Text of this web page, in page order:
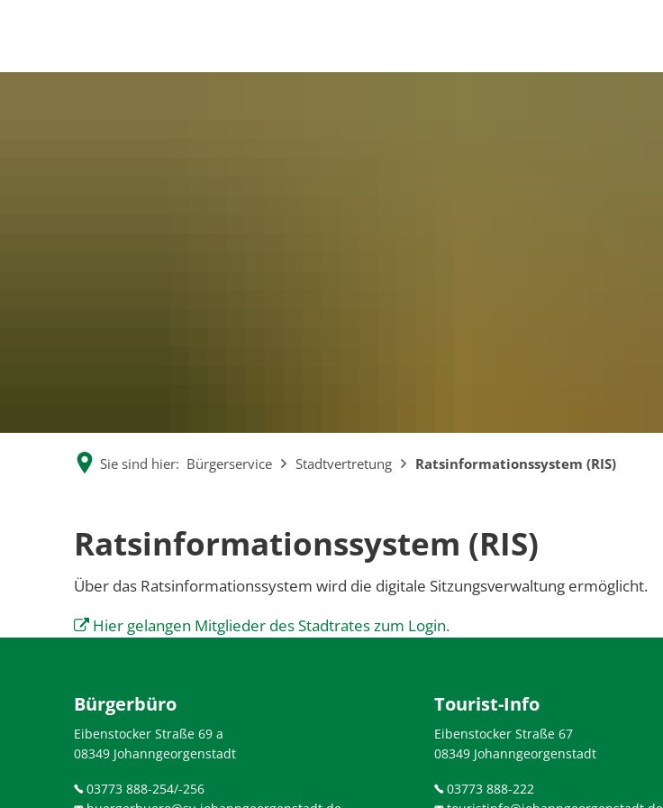
Sie sind hier: Bürgerservice Stadtvertretung Ratsinformationssystem (RIS)
Ratsinformationssystem (RIS)
Über das Ratsinformationssystem wird die digitale Sitzungsverwaltung ermöglicht.
Hier gelangen Mitglieder des Stadtrates zum Login.
Bürgerbüro
Eibenstocker Straße 69 a
08349 Johanngeorgenstadt
03773 888-254/-256
Tourist-Info
Eibenstocker Straße 67
08349 Johanngeorgenstadt
03773 888-222